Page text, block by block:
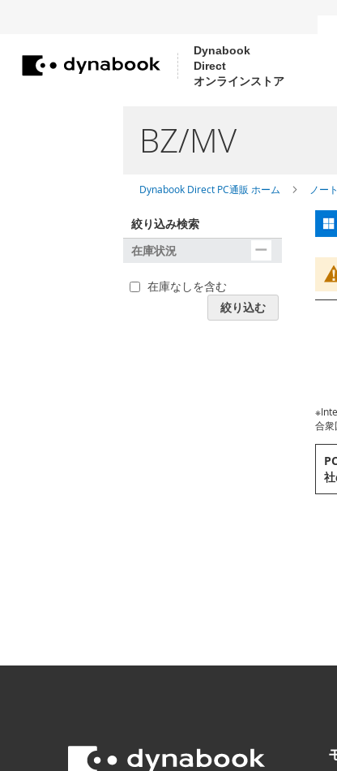
Dynabook
Direct
オンラインストア
コ
BZ/MV
Dynabook Direct PC通販 ホーム ノー
合
絞り込み検索
在庫状況
在庫なしを含む
絞り込む